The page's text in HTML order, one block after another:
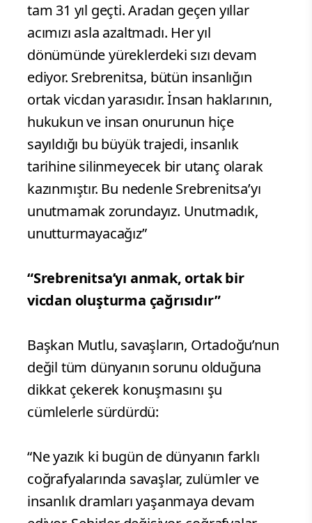
tam 31 yıl geçti. Aradan geçen yıllar
acımızı asla azaltmadı. Her yıl
dönümünde yüreklerdeki sızı devam
ediyor. Srebrenitsa, bütün insanlığın
ortak vicdan yarasıdır. İnsan haklarının,
hukukun ve insan onurunun hiçe
sayıldığı bu büyük trajedi, insanlık
tarihine silinmeyecek bir utanç olarak
kazınmıştır. Bu nedenle Srebrenitsa’yı
unutmamak zorundayız. Unutmadık,
unutturmayacağız”
“Srebrenitsa’yı anmak, ortak bir
vicdan oluşturma çağrısıdır”
Başkan Mutlu, savaşların, Ortadoğu’nun
değil tüm dünyanın sorunu olduğuna
dikkat çekerek konuşmasını şu
cümlelerle sürdürdü:
“Ne yazık ki bugün de dünyanın farklı
coğrafyalarında savaşlar, zulümler ve
insanlık dramları yaşanmaya devam